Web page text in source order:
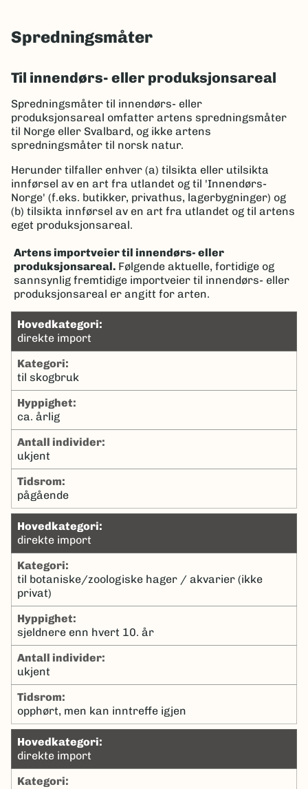
Spredningsmåter
Til innendørs- eller produksjonsareal
Spredningsmåter til innendørs- eller
produksjonsareal omfatter artens spredningsmåter
til Norge eller Svalbard, og ikke artens
spredningsmåter til norsk natur.
Herunder tilfaller enhver (a) tilsikta eller utilsikta
innførsel av en art fra utlandet og til 'Innendørs-
Norge' (f.eks. butikker, privathus, lagerbygninger) og
(b) tilsikta innførsel av en art fra utlandet og til artens
eget produksjonsareal.
Artens importveier til innendørs- eller
produksjonsareal. Følgende aktuelle, fortidige og
sannsynlig fremtidige importveier til innendørs- eller
produksjonsareal er angitt for arten.
hovedkategori:
direkte import
kategori:
til skogbruk
hyppighet:
ca. årlig
antall individer:
ukjent
tidsrom:
pågående
hovedkategori:
direkte import
kategori:
til botaniske/zoologiske hager / akvarier (ikke
privat)
hyppighet:
sjeldnere enn hvert 10. år
antall individer:
ukjent
tidsrom:
opphørt, men kan inntreffe igjen
hovedkategori:
direkte import
kategori: